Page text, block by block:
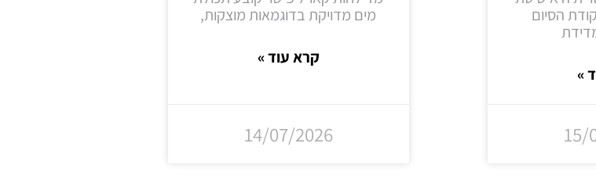
הסיום
»
15/
מים מדויקת בדוגמאות מוצקות,
קרא עוד »
14/07/2026